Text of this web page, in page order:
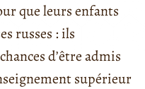
que leurs enfants
russes : ils
d’être admis
supérieur